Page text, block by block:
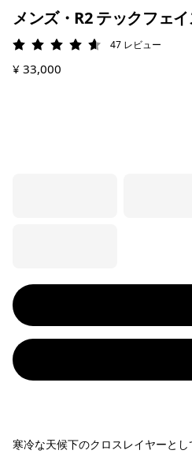
メンズ・R2 テックフェ
評価: 4.6 / 5
47 レビュー
¥ 33,000
寒冷な天候下のクロスレイヤーと